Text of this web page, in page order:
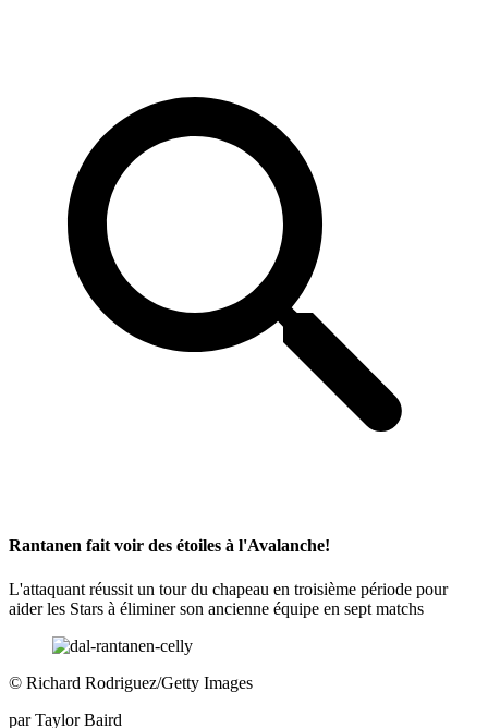
Rantanen fait voir des étoiles à l'Avalanche!
L'attaquant réussit un tour du chapeau en troisième période pour
aider les Stars à éliminer son ancienne équipe en sept matchs
© Richard Rodriguez/Getty Images
par Taylor Baird